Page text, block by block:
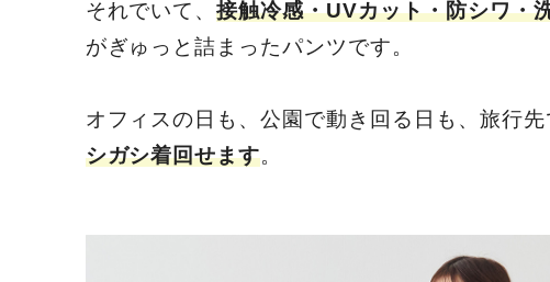
それでいて、接触冷感・UVカット・防シワ・
がぎゅっと詰まったパンツです。
オフィスの日も、公園で動き回る日も、旅行先
シガシ着回せます。